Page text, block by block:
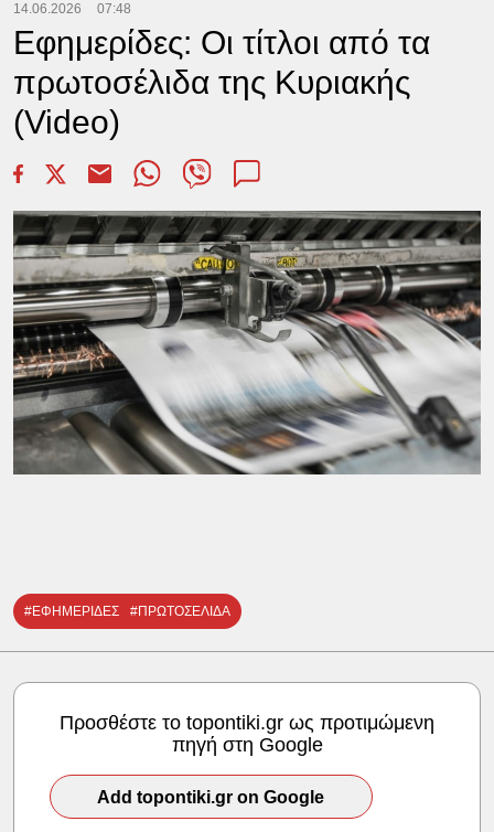
14.06.2026 07:48
Εφημερίδες: Οι τίτλοι από τα
πρωτοσέλιδα της Κυριακής
(Video)
#ΕΦΗΜΕΡΙΔΕΣ #ΠΡΩΤΟΣΕΛΙΔΑ
Προσθέστε το topontiki.gr ως προτιμώμενη
πηγή στη Google
Add topontiki.gr on Google